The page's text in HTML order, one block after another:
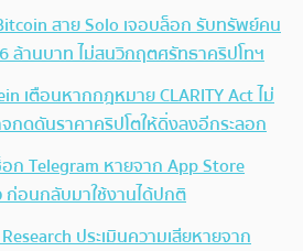
สาย Solo เจอบล็อก รับทรัพย์คน
ล้านบาท ไม่สนวิกฤตศรัทธาคริปโทฯ
เตือนหากกฎหมาย CLARITY Act ไม่
กดดันราคาคริปโตให้ดิ่งลงอีกระลอก
ก Telegram หายจาก App Store
ก่อนกลับมาใช้งานได้ปกติ
ประเมินความเสียหายจาก